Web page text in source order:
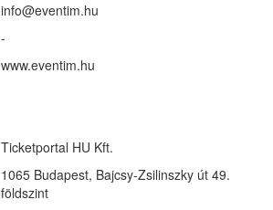
info@eventim.hu
-
www.eventim.hu
Ticketportal HU Kft.
1065 Budapest, Bajcsy-Zsilinszky út 49.
földszint